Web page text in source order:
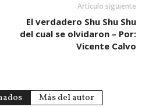
Artículo siguiente
El verdadero Shu Shu Shu
del cual se olvidaron – Por:
Vicente Calvo
Más del autor